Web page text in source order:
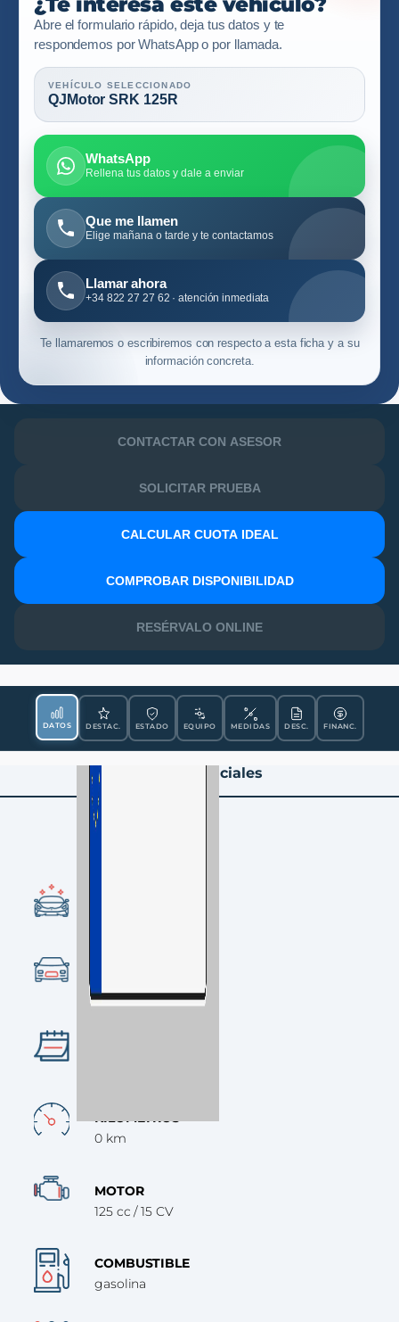
Abre el formulario rápido, deja tus datos y te
respondemos por WhatsApp o por llamada.
VEHÍCULO SELECCIONADO
QJMotor SRK 125R
WhatsApp
Rellena tus datos y dale a enviar
Que me llamen
Elige mañana o tarde y te contactamos
Llamar ahora
+34 822 27 27 62 · atención inmediata
Te llamaremos o escribiremos con respecto a esta ficha y a su
información concreta.
CONTACTAR CON ASESOR
SOLICITAR PRUEBA
CALCULAR CUOTA IDEAL
COMPROBAR DISPONIBILIDAD
RESÉRVALO ONLINE
DATOS DESTAC. ESTADO EQUIPO MEDIDAS DESC. FINANC.
Datos Esenciales
Deportiva
KILÓMETROS
0 km
MOTOR
125 cc / 15 CV
COMBUSTIBLE
gasolina